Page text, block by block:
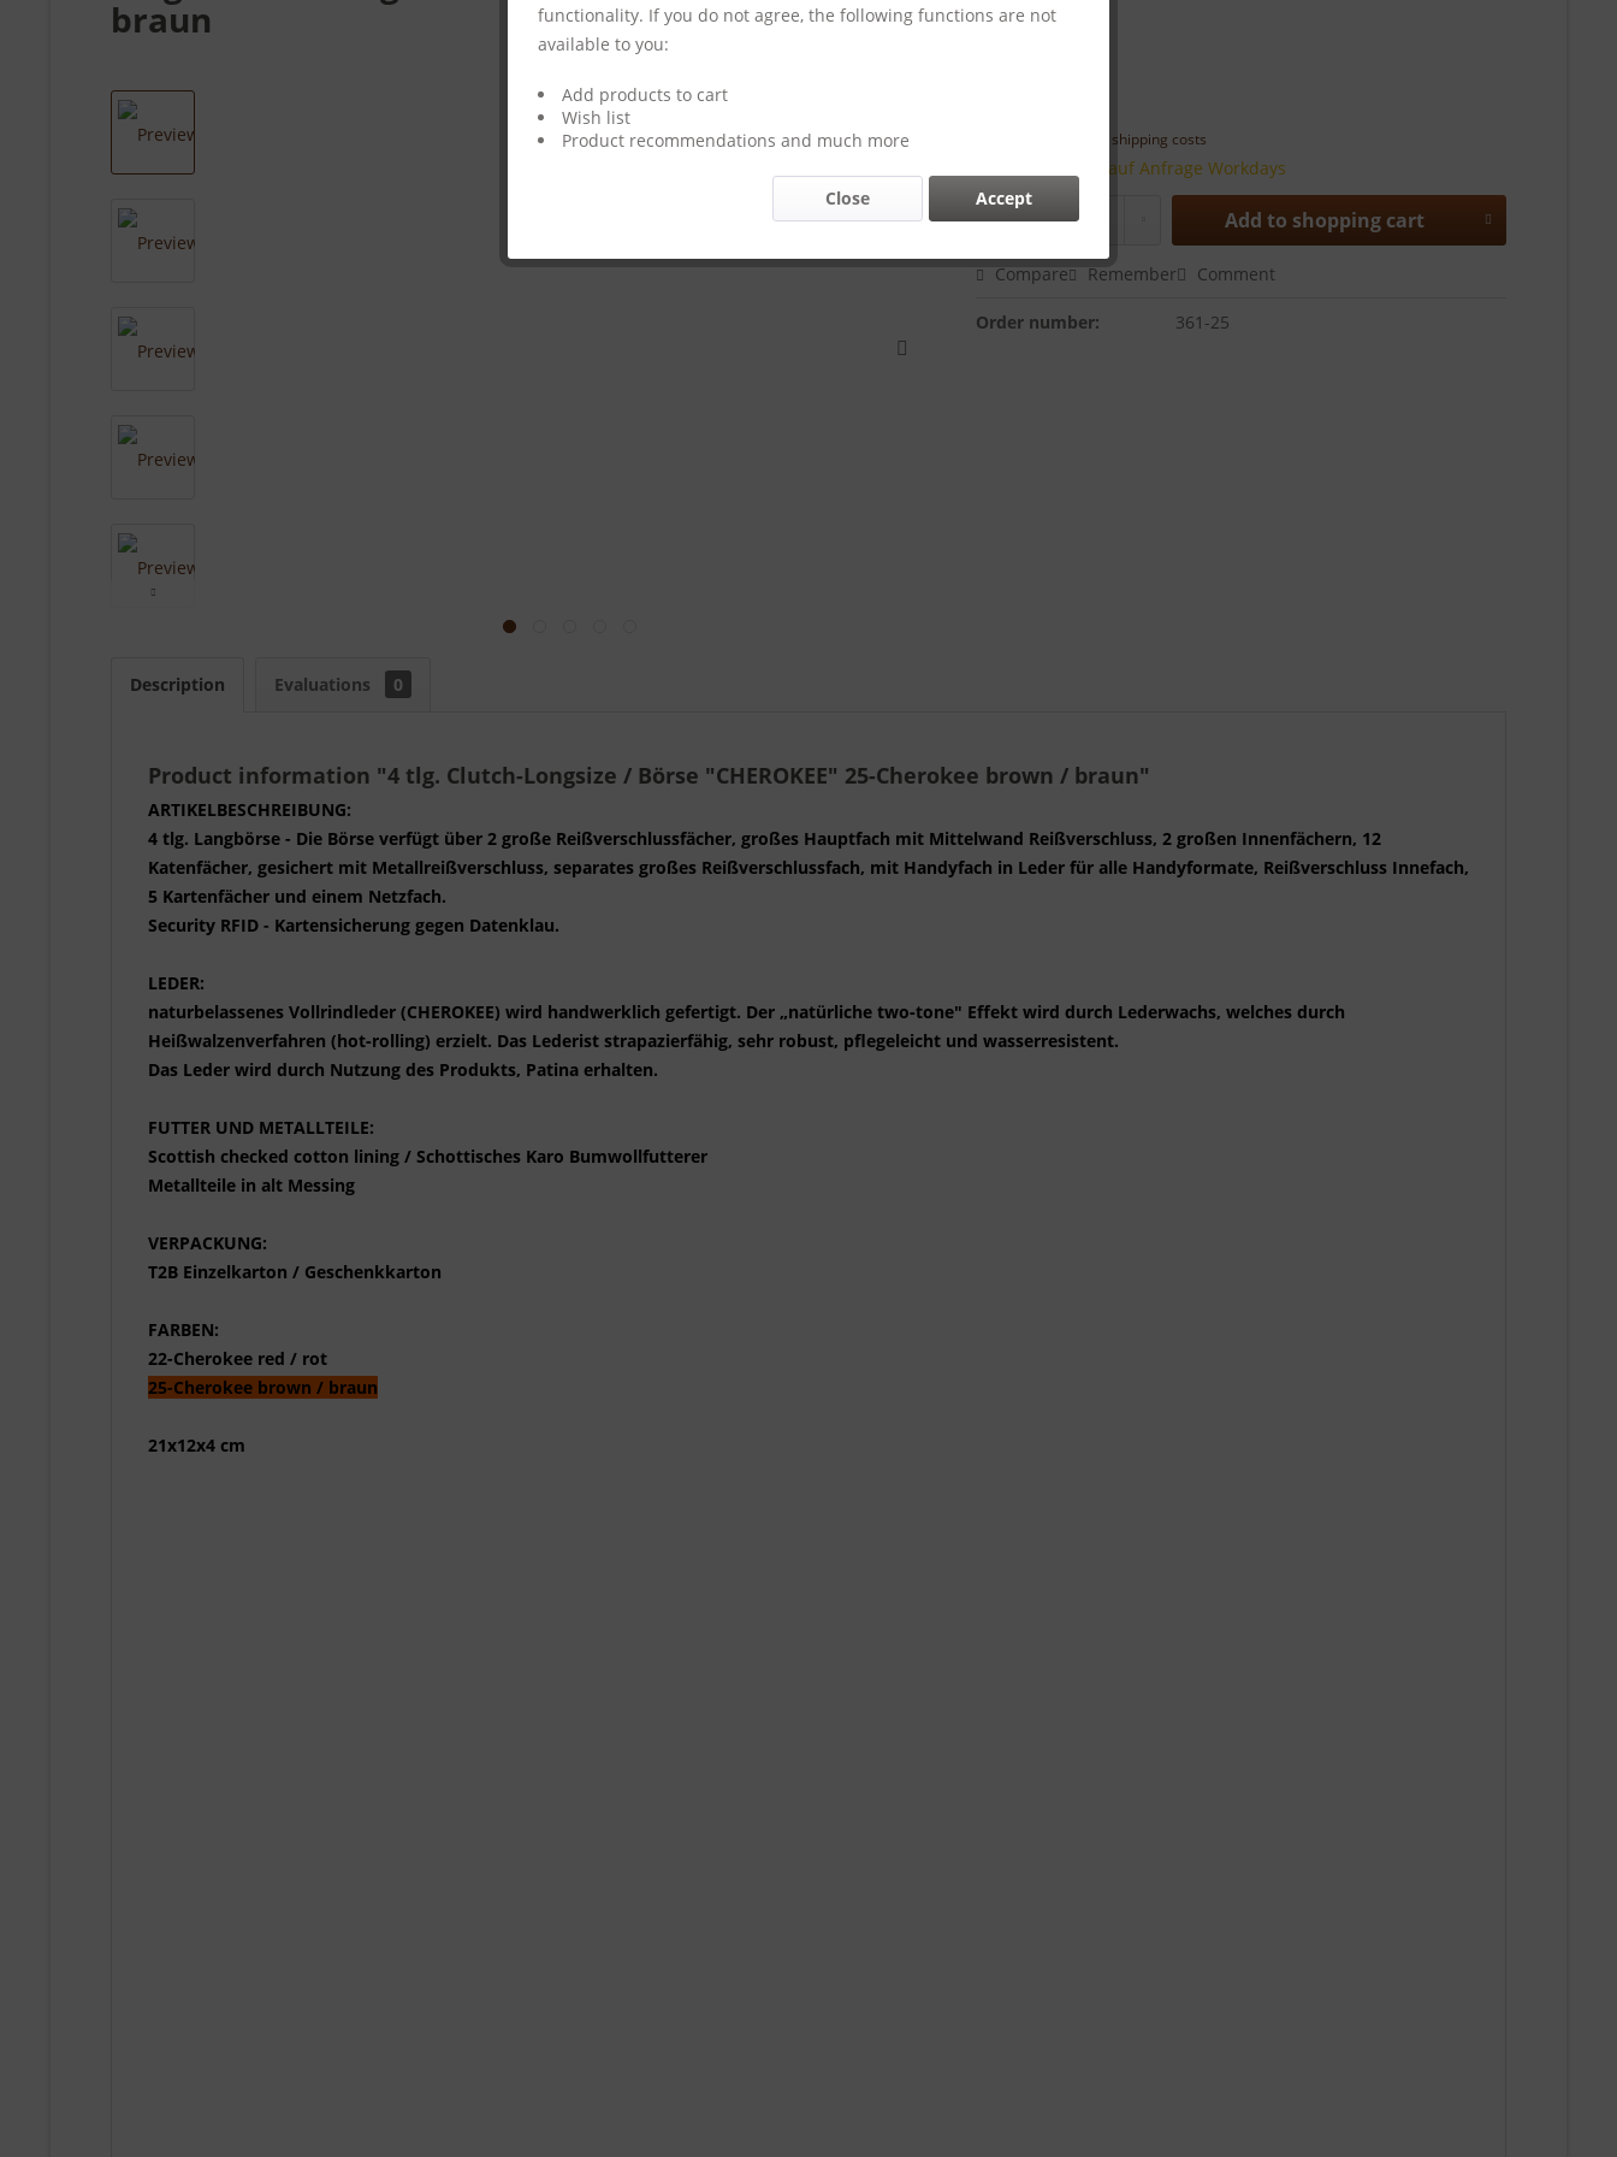
braun
plus shipping costs
Delivery time auf Anfrage Workdays
Add to shopping cart
Compare Remember Comment
Order number: 361-25
Description Evaluations 0
Product information "4 tlg. Clutch-Longsize / Börse "CHEROKEE" 25-Cherokee brown / braun"
ARTIKELBESCHREIBUNG:
4 tlg. Langbörse - Die Börse verfügt über 2 große Reißverschlussfächer, großes Hauptfach mit Mittelwand Reißverschluss, 2 großen Innenfächern, 12
Katenfächer, gesichert mit Metallreißverschluss, separates großes Reißverschlussfach, mit Handyfach in Leder für alle Handyformate, Reißverschluss Innefach,
5 Kartenfächer und einem Netzfach.
Security RFID - Kartensicherung gegen Datenklau.
LEDER:
naturbelassenes Vollrindleder (CHEROKEE) wird handwerklich gefertigt. Der „natürliche two‐tone" Effekt wird durch Lederwachs, welches durch
Heißwalzenverfahren (hot‐rolling) erzielt. Das Lederist strapazierfähig, sehr robust, pflegeleicht und wasserresistent.
Das Leder wird durch Nutzung des Produkts, Patina erhalten.
FUTTER UND METALLTEILE:
Scottish checked cotton lining / Schottisches Karo Bumwollfutterer
Metallteile in alt Messing
VERPACKUNG:
T2B Einzelkarton / Geschenkkarton
FARBEN:
22-Cherokee red / rot
25-Cherokee brown / braun
21x12x4 cm
functionality. If you do not agree, the following functions are not
available to you:
Add products to cart
Wish list
Product recommendations and much more
Accept
Close